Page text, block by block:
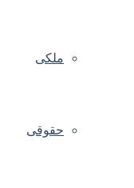
ملکی
حقوقی